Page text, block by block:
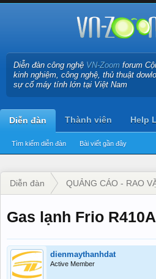
Diễn đàn công nghệ VN-Zoom forum
kinh nghiệm, công nghệ, thủ thuật
sự cố máy tính lớn tại Việt Nam
Diễn đàn
Tìm kiếm diễn đàn Bài viết gần đây
Thành viên Help
Diễn đàn QUẢNG CÁO - RAO
Gas lạnh Frio
dienmaythanhdat
Active Member